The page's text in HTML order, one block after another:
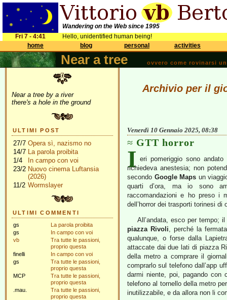
Wandering on the Web since 1995
Fri 7 - 4:41
Hello, unidentified human being!
home
blog personal activities
Near a tree ovvero come rovinarsi
Near a tree by a river
there's a hole in the ground
ULTIMI POST
27/7 Opera sì, nazismo no
14/7 La parola proibita
1/4
In campo con voi
23/2 Nuovo cinema Luftansia
(2026)
11/2 Wormslayer
ULTIMI COMMENTI
gs
La parola proibita
gs
In campo con voi
vb
Tra tutte le passioni,
proprio questa
finelli
In campo con voi
gs
Tra tutte le passioni,
proprio questa
MCP
Tra tutte le passioni,
proprio questa
.mau.
Tra tutte le passioni,
proprio questa
Archivio per il
Venerdì 10 Gennaio 2025, 08:38
GTT horror
I eri pomeriggio sono
richiedeva anestesia; non
secondo Google Maps un
quarti d’ora, ma io sono
raccomandazioni e ho preso i
dell’horror dei trasporti torinesi di
All’andata, esco per tempo;
piazza Rivoli, perché la
qualunque, o forse dalla
attaccate dai due lati di piazza
della metro a comprare il
comprarlo sul telefono dall’app
darmi niente, poi, pagando
telefono al tornello della metro
inutilizzabile, e da allora non li